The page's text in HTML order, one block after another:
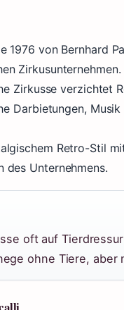
1976 von Bernhard
Zirkusunternehmen.
Zirkusse verzichtet
Darbietungen,
Retro-Stil
des Unternehmens.
oft auf
ohne Tiere, aber